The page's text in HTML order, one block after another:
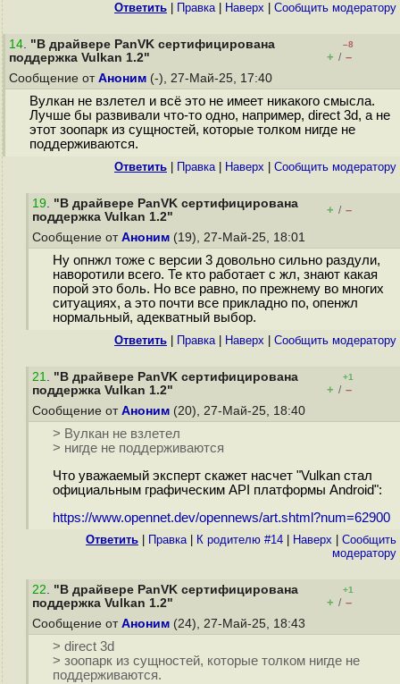
Ответить Правка| Наверх Cообщить модератору
14. "В драйвере PanVK сертифицирована
поддержка Vulkan 1.2"
–8
+ / –
Сообщение от Аноним (-), 27-Май-25, 17:40
Вулкан не взлетел и всё это не имеет никакого смысла.
Лучше бы развивали что-то одно, например, direct 3d, а не
этот зоопарк из сущностей, которые толком нигде не
поддерживаются.
Ответить Правка| Наверх Cообщить модератору
19. "В драйвере PanVK сертифицирована
поддержка Vulkan 1.2"
+ / –
Сообщение от Аноним (19), 27-Май-25, 18:01
Ну опнжл тоже с версии 3 довольно сильно раздули,
наворотили всего. Те кто работает с жл, знают какая
порой это боль. Но все равно, по прежнему во многих
ситуациях, а это почти все прикладно по, опенжл
нормальный, адекватный выбор.
Ответить Правка| Наверх Cообщить модератору
21. "В драйвере PanVK сертифицирована
поддержка Vulkan 1.2"
+1
+ / –
Сообщение от Аноним (20), 27-Май-25, 18:40
> Вулкан не взлетел
> нигде не поддерживаются
Что уважаемый эксперт скажет насчет "Vulkan стал
официальным графическим API платформы Android":
https://www.opennet.dev/opennews/art.shtml?num=62900
Ответить Правка| К родителю #14 Наверх
Cообщить
модератору
22. "В драйвере PanVK сертифицирована
поддержка Vulkan 1.2"
+1
+ / –
Сообщение от Аноним (24), 27-Май-25, 18:43
> direct 3d
> зоопарк из сущностей, которые толком нигде не
поддерживаются.